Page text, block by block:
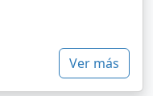
Ver más